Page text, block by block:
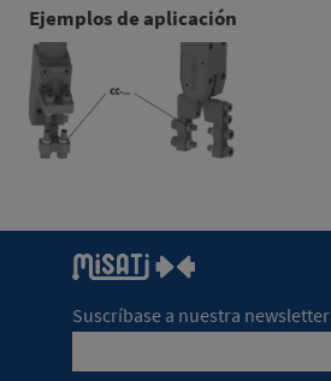
Ejemplos de aplicación
Suscríbase a nuestra newsletter